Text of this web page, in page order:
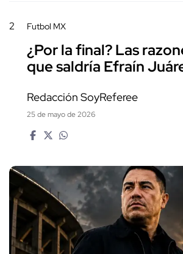
2 Futbol MX
¿Por la final? Las
que saldría Efraín
Redacción SoyReferee
25 de mayo de 2026